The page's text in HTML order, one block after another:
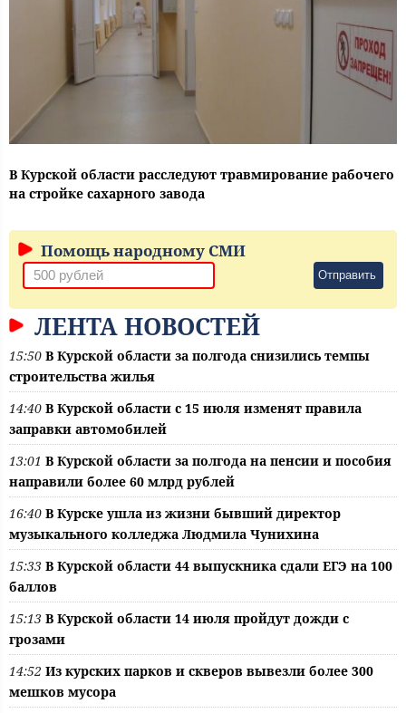
В Курской области расследуют травмирование рабочего
на стройке сахарного завода
Помощь народному СМИ
Отправить
ЛЕНТА НОВОСТЕЙ
15:50 В Курской области за полгода снизились темпы
строительства жилья
14:40 В Курской области с 15 июля изменят правила
заправки автомобилей
13:01 В Курской области за полгода на пенсии и пособия
направили более 60 млрд рублей
16:40 В Курске ушла из жизни бывший директор
музыкального колледжа Людмила Чунихина
15:33 В Курской области 44 выпускника сдали ЕГЭ на 100
баллов
15:13 В Курской области 14 июля пройдут дожди с
грозами
14:52 Из курских парков и скверов вывезли более 300
мешков мусора